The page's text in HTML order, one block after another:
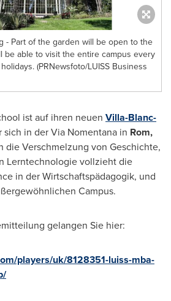
- Part of the garden will be open to the
be able to visit the entire campus every
(PRNewsfoto/LUISS Business
ist auf ihren neuen Villa-Blanc-
sich in der Via Nomentana in Rom,
die Verschmelzung von Geschichte,
Lerntechnologie vollzieht die
in der Wirtschaftspädagogik, und
Campus.
gelangen Sie hier:
players/uk/8128351-luiss-mba-